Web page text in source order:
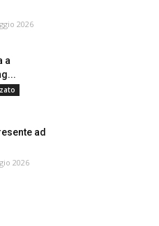
2026
a
ad
2026